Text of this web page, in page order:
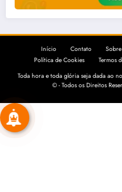
Início Contato
Política de Cookies
Termos
Toda hora e toda glória seja dada ao
© - Todos os Direitos